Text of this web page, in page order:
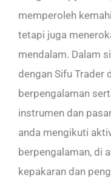
memperoleh
tetapi juga
mendalam. Dalam
dengan Sifu Trader
berpengalaman
instrumen dan
anda mengikuti
berpengalaman, di
kepakaran dan